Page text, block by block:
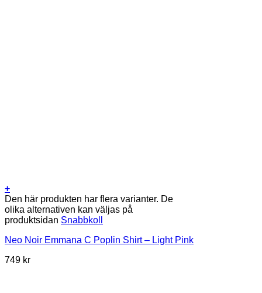
+
Den här produkten har flera varianter. De
olika alternativen kan väljas på
produktsidan Snabbkoll
Neo Noir Emmana C Poplin Shirt – Light Pink
749 kr